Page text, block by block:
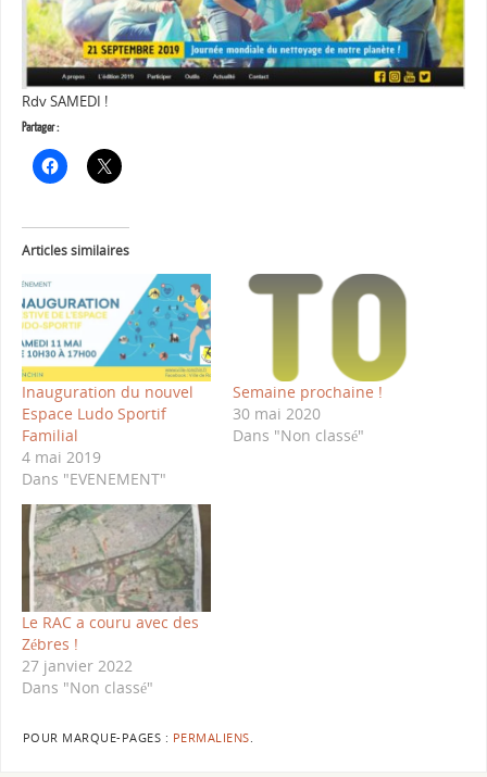
Rdv SAMEDI !
Partager :
Articles similaires
Inauguration du nouvel
Espace Ludo Sportif
Familial
4 mai 2019
Dans "EVENEMENT"
Semaine prochaine !
30 mai 2020
Dans "Non classé"
Le RAC a couru avec des
Zébres !
27 janvier 2022
Dans "Non classé"
POUR MARQUE-PAGES : PERMALIENS.